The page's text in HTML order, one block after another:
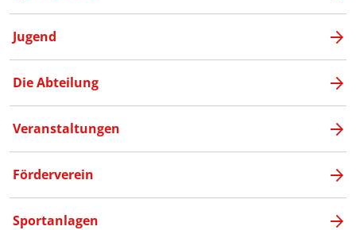
Jugend
Die Abteilung
Veranstaltungen
Förderverein
Sportanlagen